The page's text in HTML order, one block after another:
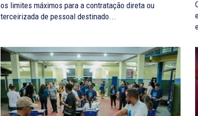
os limites máximos para a contratação direta ou
terceirizada de pessoal destinado...